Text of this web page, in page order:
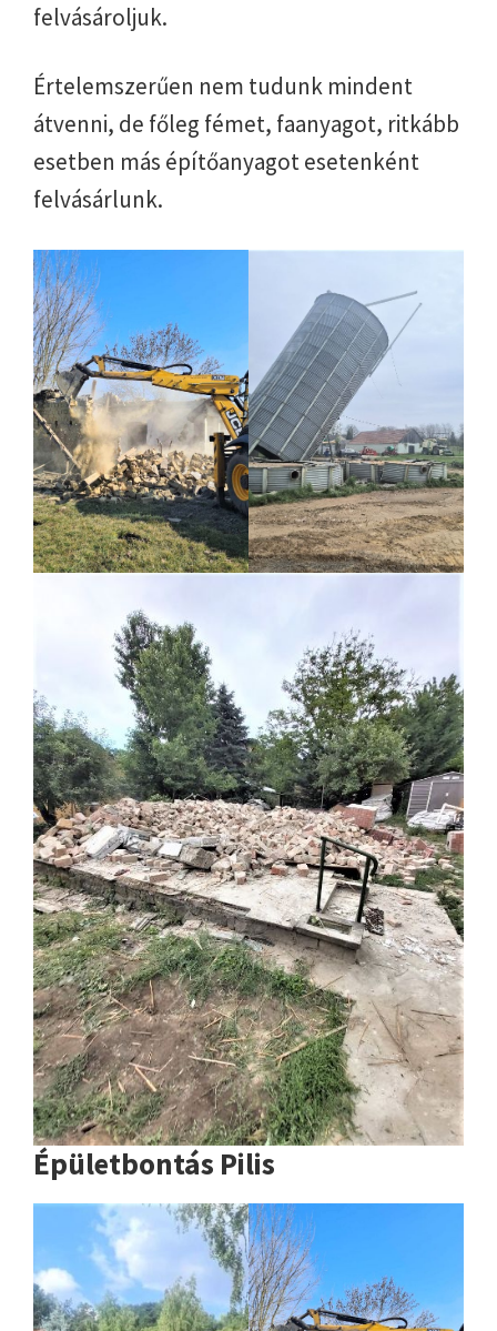
felvásároljuk.
Értelemszerűen nem tudunk mindent
átvenni, de főleg fémet, faanyagot, ritkább
esetben más építőanyagot esetenként
felvásárlunk.
Épületbontás Pilis